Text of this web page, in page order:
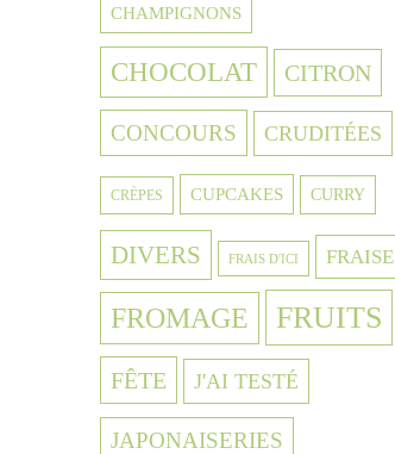
CHAMPIGNONS
CHOCOLAT CITRON
CONCOURS CRUDITÉES
CRÈPES CUPCAKES CURRY
DIVERS FRAIS D'ICI FRAISE
FROMAGE FRUITS
FÊTE J'AI TESTÉ
JAPONAISERIES